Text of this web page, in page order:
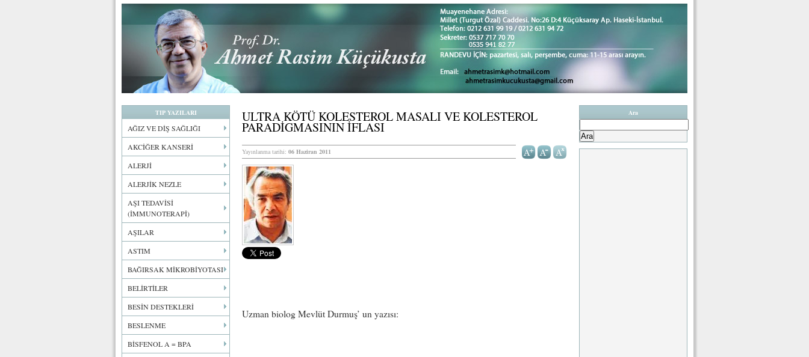
TIP YAZILARI
AĞIZ VE DİŞ SAĞLIĞI
AKCİĞER KANSERİ
ALERJİ
ALERJİK NEZLE
AŞI TEDAVİSİ
(İMMUNOTERAPİ)
AŞILAR
ASTIM
BAĞIRSAK MİKROBİYOTASI
BELİRTİLER
BESİN DESTEKLERİ
BESLENME
BİSFENOL A = BPA
ULTRA KÖTÜ KOLESTEROL MASALI VE KOLESTEROL
PARADİGMASININ İFLASI
Yayınlanma tarihi: 06 Haziran 2011
Uzman biolog Mevlüt Durmuş’ un yazısı:
Ara